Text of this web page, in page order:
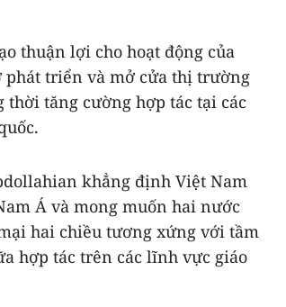
thuận lợi cho hoạt động của
triển và mở cửa thị trường
thời tăng cường hợp tác tại các
khẳng định Việt Nam
Á và mong muốn hai nước
hai chiều tương xứng với tầm
hợp tác trên các lĩnh vực giáo